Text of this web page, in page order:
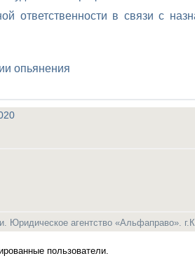
ответственности в связи с
опьянения
Юридическое агентство «Альфаправо».
пользователи.